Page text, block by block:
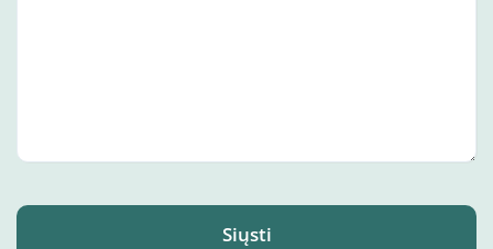
Siųsti